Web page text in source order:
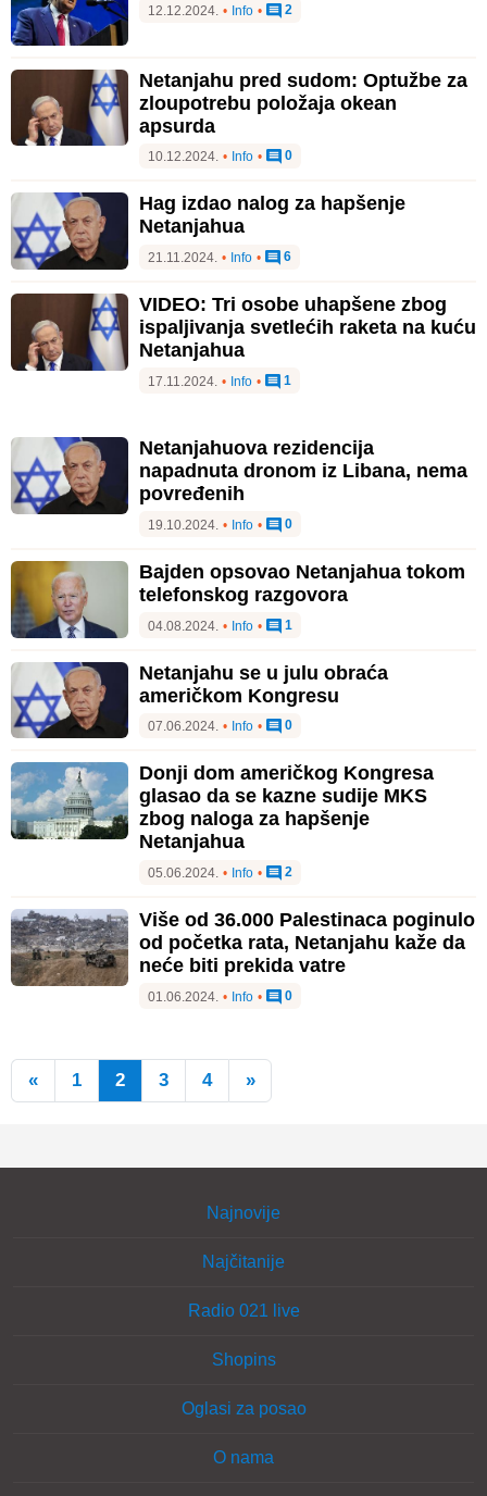
12.12.2024. • Info • 2
Netanjahu pred sudom: Optužbe za
zloupotrebu položaja okean
apsurda
10.12.2024. • Info • 0
Hag izdao nalog za hapšenje
Netanjahua
21.11.2024. • Info • 6
VIDEO: Tri osobe uhapšene zbog
ispaljivanja svetlećih raketa na kuću
Netanjahua
17.11.2024. • Info • 1
Netanjahuova rezidencija
napadnuta dronom iz Libana, nema
povređenih
19.10.2024. • Info • 0
Bajden opsovao Netanjahua tokom
telefonskog razgovora
04.08.2024. • Info • 1
Netanjahu se u julu obraća
američkom Kongresu
07.06.2024. • Info • 0
Donji dom američkog Kongresa
glasao da se kazne sudije MKS
zbog naloga za hapšenje
Netanjahua
05.06.2024. • Info • 2
Više od 36.000 Palestinaca poginulo
od početka rata, Netanjahu kaže da
neće biti prekida vatre
01.06.2024. • Info • 0
« 1 2 3 4 »
Najnovije
Najčitanije
Radio 021 live
Shopins
Oglasi za posao
O nama